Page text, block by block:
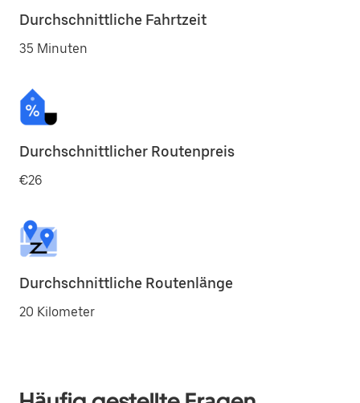
Durchschnittliche Fahrtzeit
35 Minuten
Durchschnittlicher Routenpreis
€26
Durchschnittliche Routenlänge
20 Kilometer